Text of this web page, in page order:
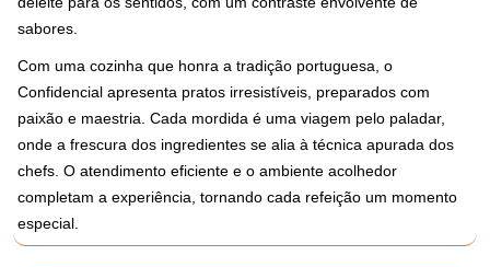
sabores.
Com uma cozinha que honra a tradição portuguesa, o
Confidencial apresenta pratos irresistíveis, preparados com
paixão e maestria. Cada mordida é uma viagem pelo paladar,
onde a frescura dos ingredientes se alia à técnica apurada dos
chefs. O atendimento eficiente e o ambiente acolhedor
completam a experiência, tornando cada refeição um momento
especial.